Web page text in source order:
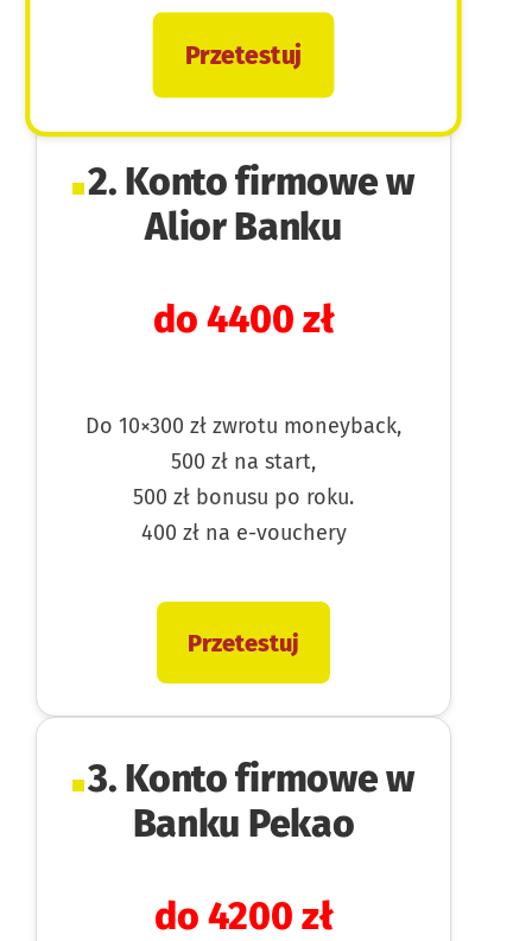
2. Konto firmowe w
Alior Banku
do 4400 zł
Do 10×300 zł zwrotu moneyback,
500 zł na start,
500 zł bonusu po roku.
400 zł na e-vouchery
Przetestuj
Przetestuj
3. Konto firmowe w
Banku Pekao
do 4200 zł